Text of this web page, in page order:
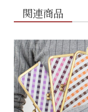
関連商品